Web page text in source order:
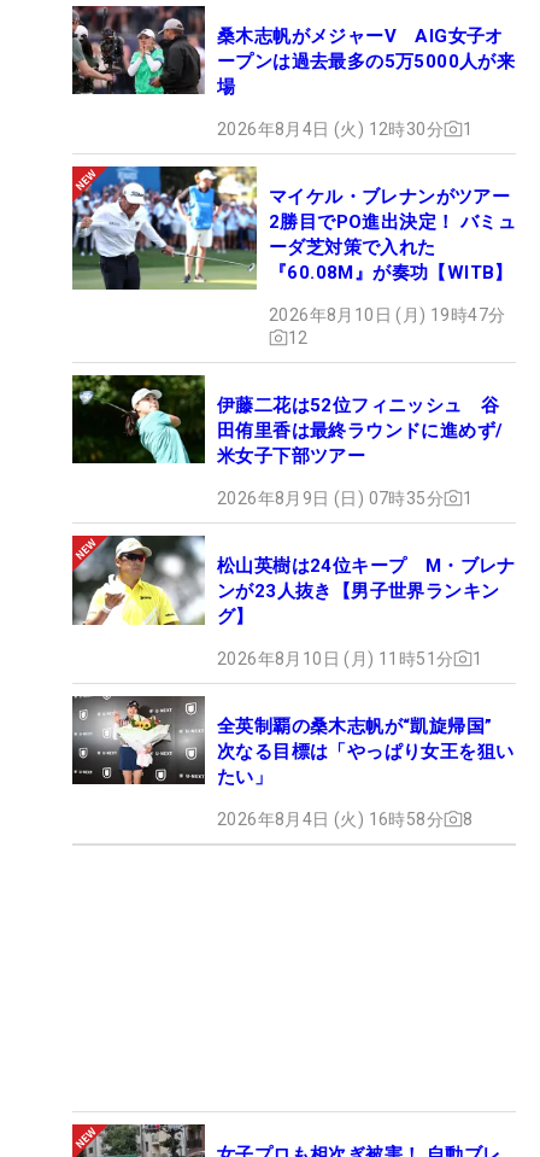
桑木志帆がメジャーV AIG女子オ
ープンは過去最多の5万5000人が来
場
2026年8月4日 (火) 12時30分 1
マイケル・ブレナンがツアー
2勝目でPO進出決定！ バミュ
ーダ芝対策で入れた
『60.08M』が奏功【WITB】
2026年8月10日 (月) 19時47分
12
伊藤二花は52位フィニッシュ 谷
田侑里香は最終ラウンドに進めず/
米女子下部ツアー
2026年8月9日 (日) 07時35分 1
松山英樹は24位キープ M・ブレナ
ンが23人抜き【男子世界ランキン
グ】
2026年8月10日 (月) 11時51分 1
全英制覇の桑木志帆が“凱旋帰国”
次なる目標は「やっぱり女王を狙い
たい」
2026年8月4日 (火) 16時58分 8